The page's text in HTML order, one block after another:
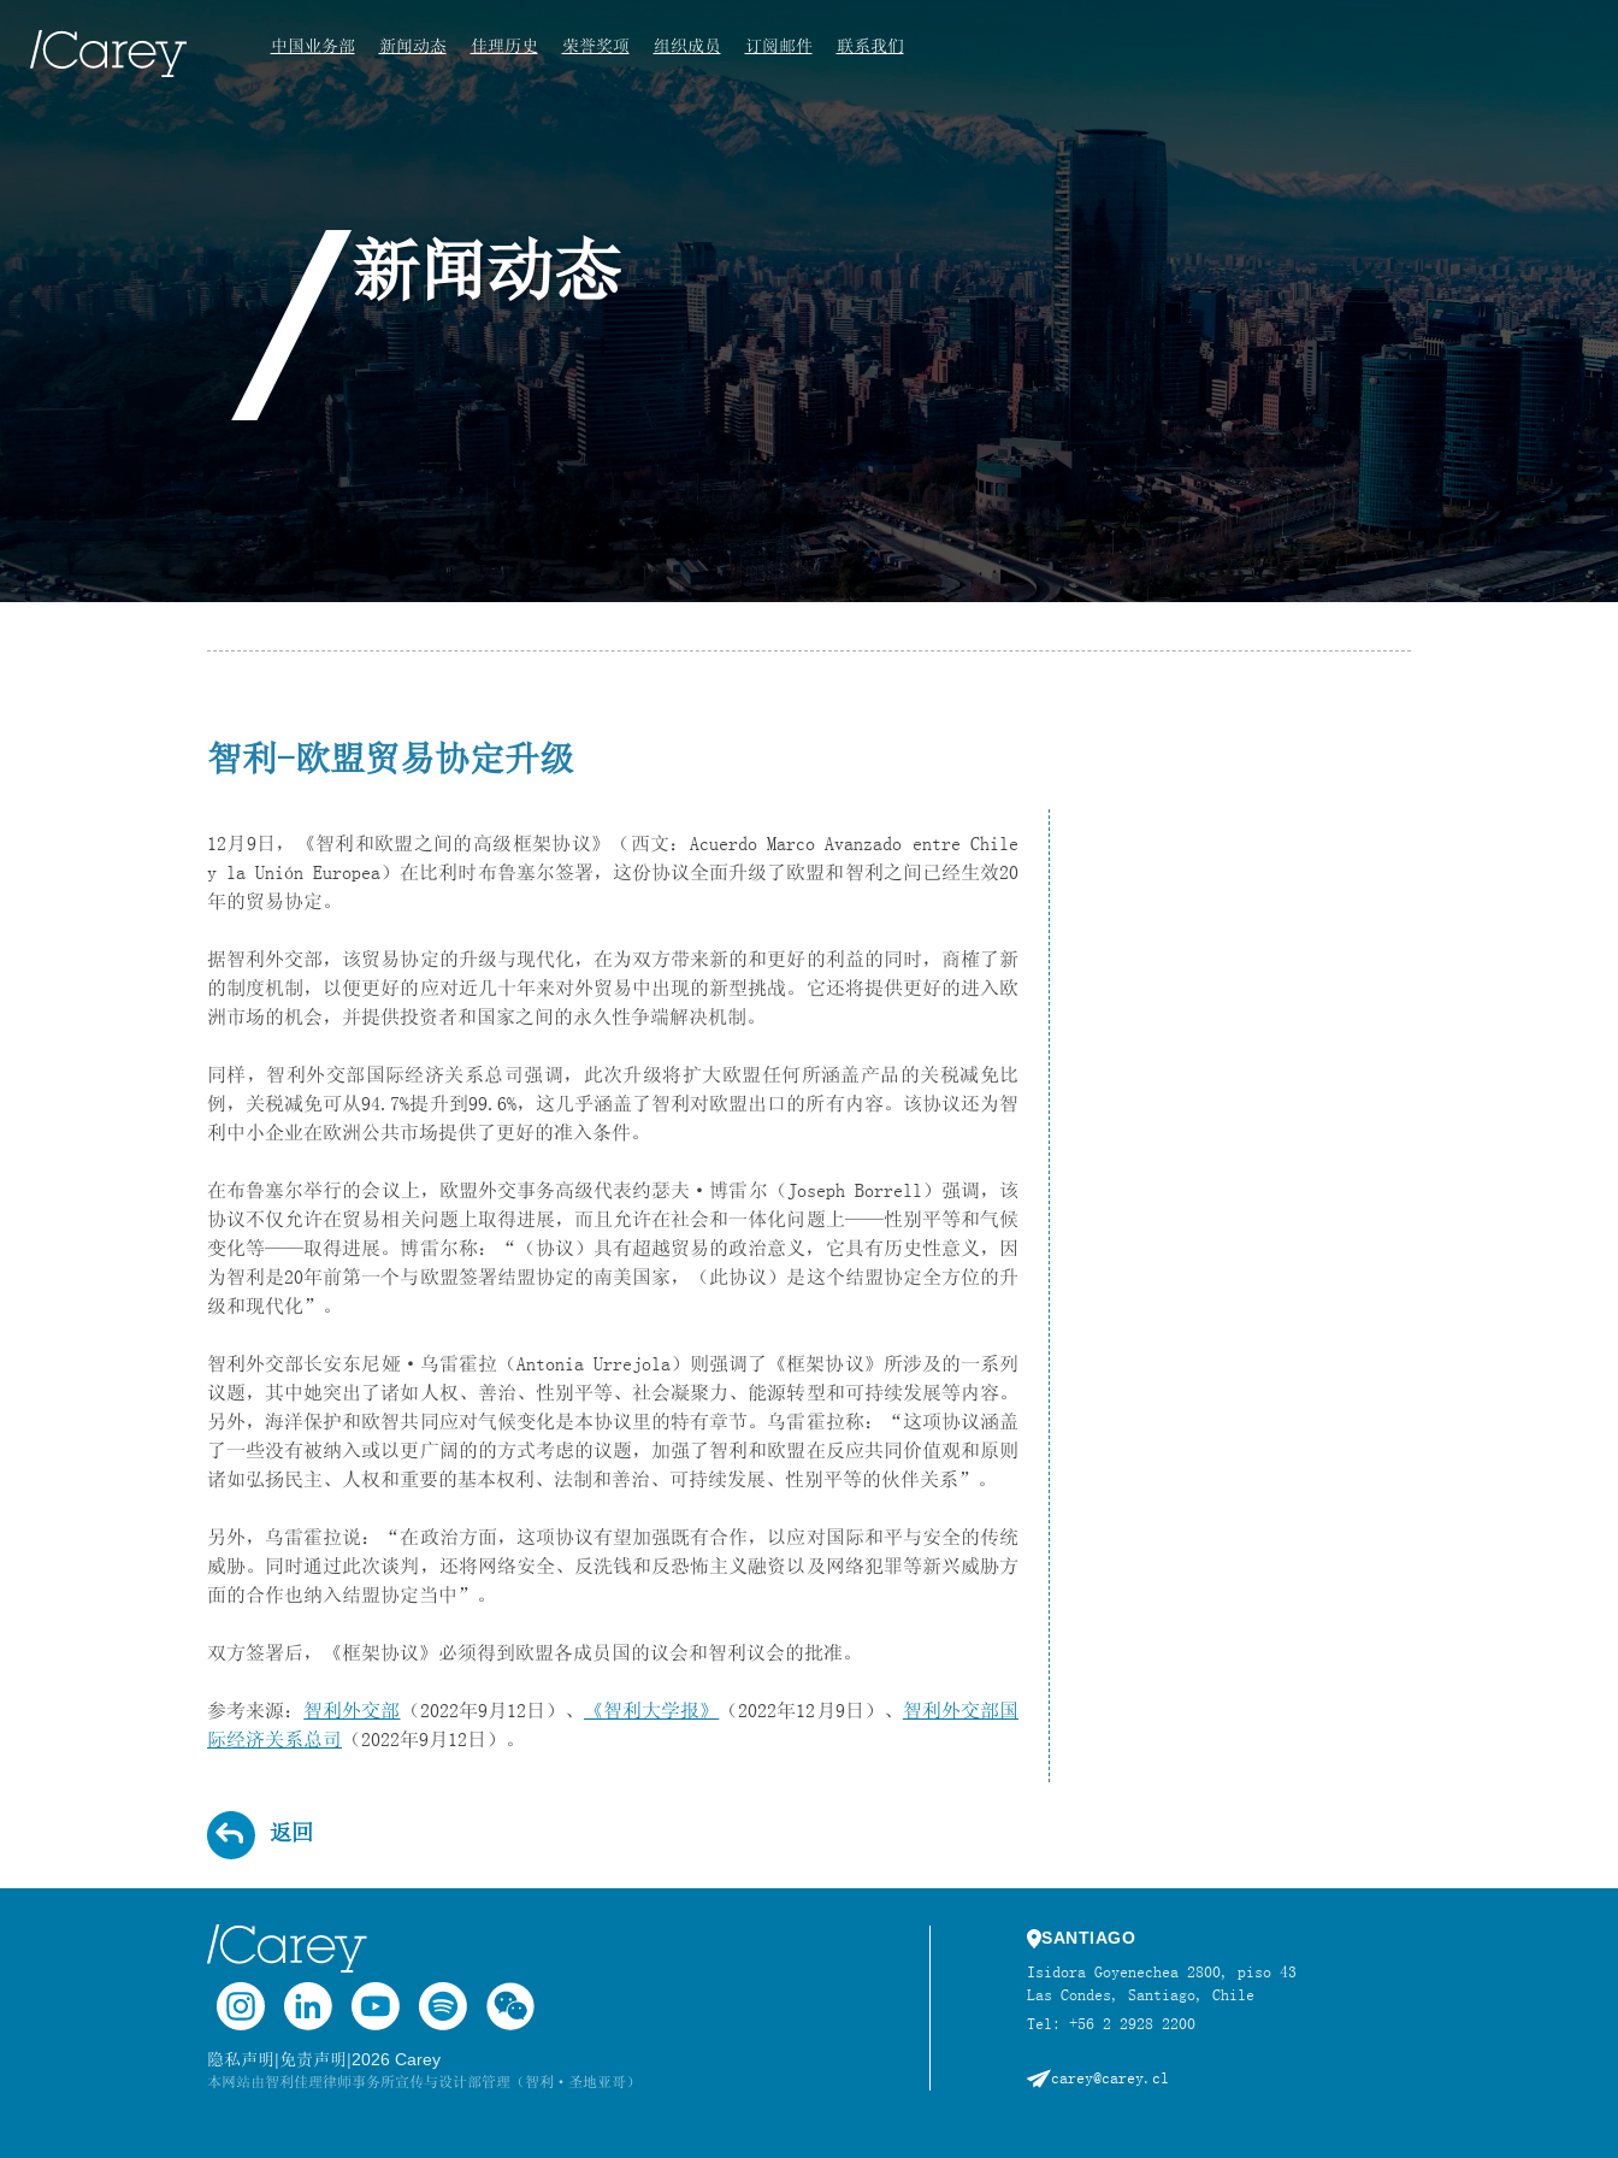
中国业务部 新闻动态 佳理历史 荣誉奖项 组织成员 订阅邮件 联系我们
新闻动态
智利-欧盟贸易协定升级
12月9日，《智利和欧盟之间的高级框架协议》（西文：Acuerdo Marco Avanzado entre Chile
y la Unión Europea）在比利时布鲁塞尔签署，这份协议全面升级了欧盟和智利之间已经生效20
年的贸易协定。
据智利外交部，该贸易协定的升级与现代化，在为双方带来新的和更好的利益的同时，商榷了新
的制度机制，以便更好的应对近几十年来对外贸易中出现的新型挑战。它还将提供更好的进入欧
洲市场的机会，并提供投资者和国家之间的永久性争端解决机制。
同样，智利外交部国际经济关系总司强调，此次升级将扩大欧盟任何所涵盖产品的关税减免比
例，关税减免可从94.7%提升到99.6%，这几乎涵盖了智利对欧盟出口的所有内容。该协议还为智
利中小企业在欧洲公共市场提供了更好的准入条件。
在布鲁塞尔举行的会议上，欧盟外交事务高级代表约瑟夫·博雷尔（Joseph Borrell）强调，该
协议不仅允许在贸易相关问题上取得进展，而且允许在社会和一体化问题上——性别平等和气候
变化等——取得进展。博雷尔称：“（协议）具有超越贸易的政治意义，它具有历史性意义，因
为智利是20年前第一个与欧盟签署结盟协定的南美国家，（此协议）是这个结盟协定全方位的升
级和现代化”。
智利外交部长安东尼娅·乌雷霍拉（Antonia Urrejola）则强调了《框架协议》所涉及的一系列
议题，其中她突出了诸如人权、善治、性别平等、社会凝聚力、能源转型和可持续发展等内容。
另外，海洋保护和欧智共同应对气候变化是本协议里的特有章节。乌雷霍拉称：“这项协议涵盖
了一些没有被纳入或以更广阔的的方式考虑的议题，加强了智利和欧盟在反应共同价值观和原则
诸如弘扬民主、人权和重要的基本权利、法制和善治、可持续发展、性别平等的伙伴关系”。
另外，乌雷霍拉说：“在政治方面，这项协议有望加强既有合作，以应对国际和平与安全的传统
威胁。同时通过此次谈判，还将网络安全、反洗钱和反恐怖主义融资以及网络犯罪等新兴威胁方
面的合作也纳入结盟协定当中”。
双方签署后，《框架协议》必须得到欧盟各成员国的议会和智利议会的批准。
参考来源： 智利外交部 （2022年9月12日）、 《智利大学报》 （2022年12月9日）、 智利外交部国
际经济关系总司
（2022年9月12日）。
返回
隐私声明 |免责声明 |2026 Carey
本网站由智利佳理律师事务所宣传与设计部管理（智利·圣地亚哥）
SANTIAGO
Isidora Goyenechea 2800, piso 43
Las Condes, Santiago, Chile
Tel: +56 2 2928 2200
carey@carey.cl